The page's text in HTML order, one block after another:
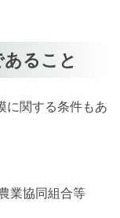
ること
に関する条件もあ
業協同組合等